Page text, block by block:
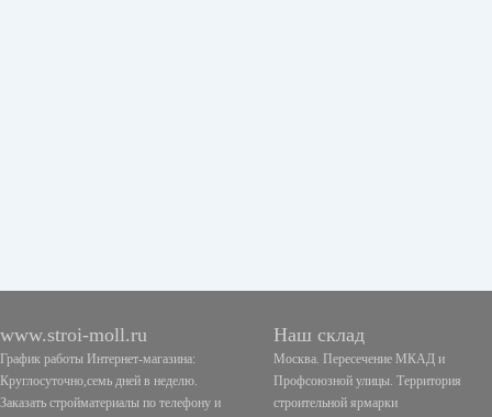
www.stroi-moll.ru
График работы Интернет-магазина:
Круглосуточно,семь дней в неделю.
Заказать стройматериалы по телефону и
Наш склад
Москва. Пересечение МКАД и
Профсоюзной улицы. Территория
строительной ярмарки